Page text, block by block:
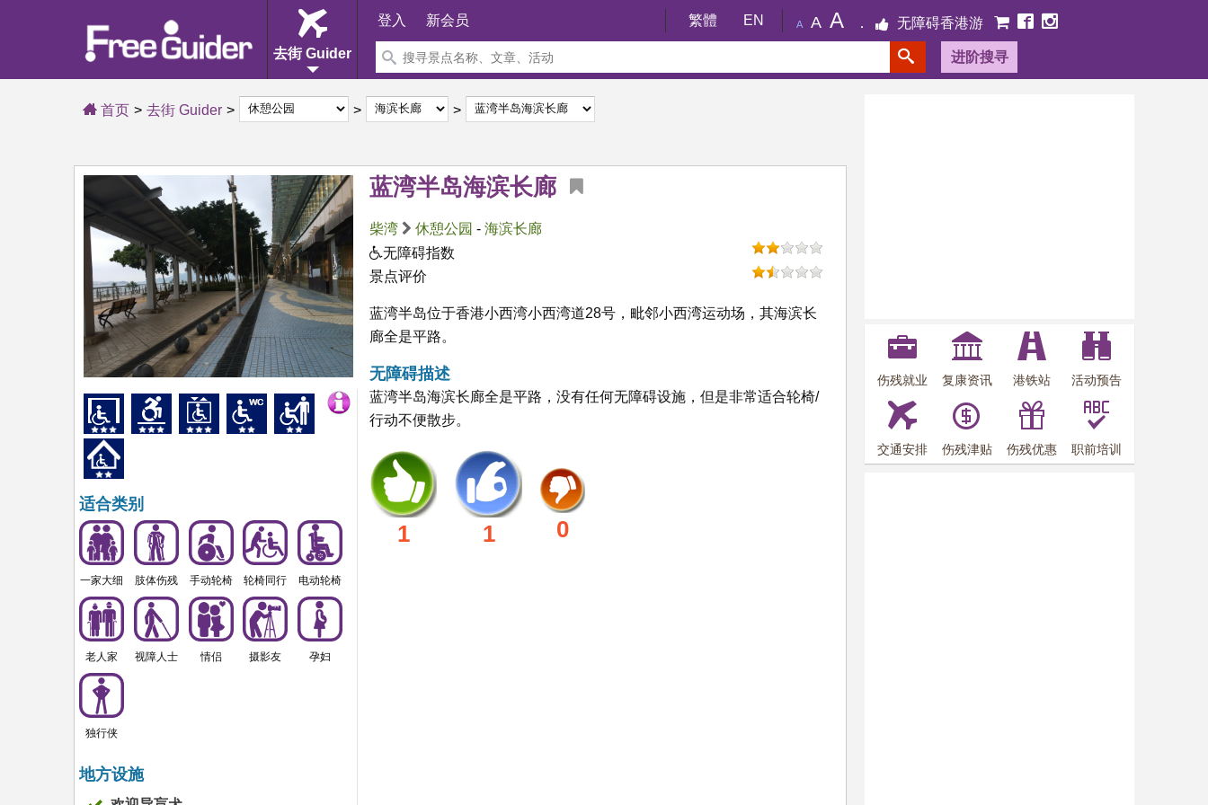
去街 Guider
登入 新会员 繁體 EN A A A 无障碍香港游
进阶搜寻
首页 去街 Guider
蓝湾半岛海滨长廊
柴湾 休憩公园 - 海滨长廊
无障碍指数
景点评价
适合类别
一家大细 肢体伤残 手动轮椅 轮椅同行 电动轮椅
老人家 视障人士 情侣 摄影友 孕妇
独行侠
地方设施
蓝湾半岛位于香港小西湾小西湾道28号，毗邻小西湾运动场，其海滨长
廊全是平路。
无障碍描述
蓝湾半岛海滨长廊全是平路，没有任何无障碍设施，但是非常适合轮椅/
行动不便散步。
1 1 0
伤残就业 复康资讯 港铁站 活动预告
交通安排 伤残津贴 伤残优惠 职前培训